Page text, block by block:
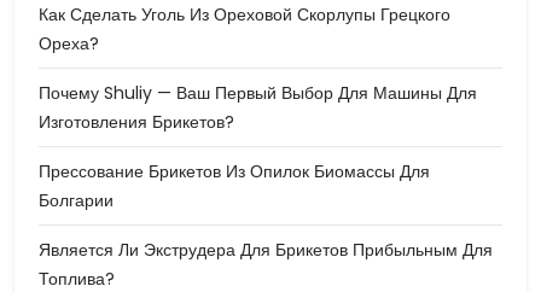
Как Сделать Уголь Из Ореховой Скорлупы Грецкого
Ореха?
Почему Shuliy — Ваш Первый Выбор Для Машины Для
Изготовления Брикетов?
Прессование Брикетов Из Опилок Биомассы Для
Болгарии
Является Ли Экструдера Для Брикетов Прибыльным Для
Топлива?